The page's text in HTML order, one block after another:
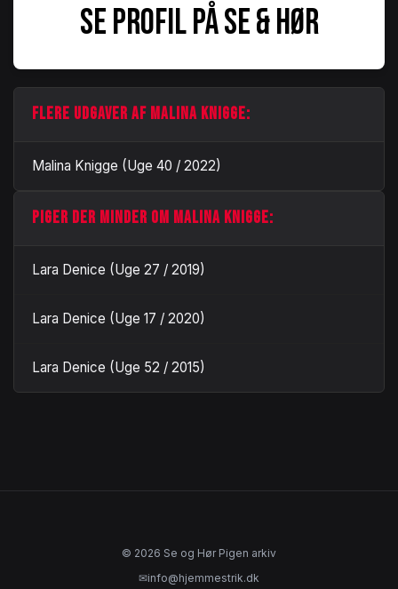
SE PROFIL PÅ SE & HØR
FLERE UDGAVER AF MALINA KNIGGE:
Malina Knigge (Uge 40 / 2022)
PIGER DER MINDER OM MALINA KNIGGE:
Lara Denice (Uge 27 / 2019)
Lara Denice (Uge 17 / 2020)
Lara Denice (Uge 52 / 2015)
© 2026 Se og Hør Pigen arkiv
✉info@hjemmestrik.dk